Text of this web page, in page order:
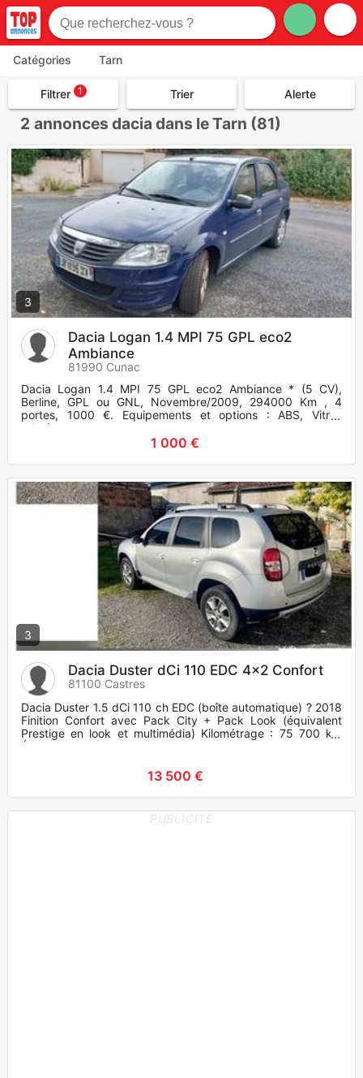
Catégories Tarn
Filtrer 1 Trier Alerte
2 annonces dacia dans le Tarn (81)
3
Dacia Logan 1.4 MPI 75 GPL eco2
Ambiance
81990 Cunac
Dacia Logan 1.4 MPI 75 GPL eco2 Ambiance * (5 CV),
Berline, GPL ou GNL, Novembre/2009, 294000 Km , 4
portes, 1000 €. Equipements et options : ABS, Vitres
teintées.
1 000 €
3
Dacia Duster dCi 110 EDC 4x2 Confort
81100 Castres
Dacia Duster 1.5 dCi 110 ch EDC (boîte automatique) ? 2018
Finition Confort avec Pack City + Pack Look (équivalent
Prestige en look et multimédia) Kilométrage : 75 700 km
Énerg
13 500 €
PUBLICITE